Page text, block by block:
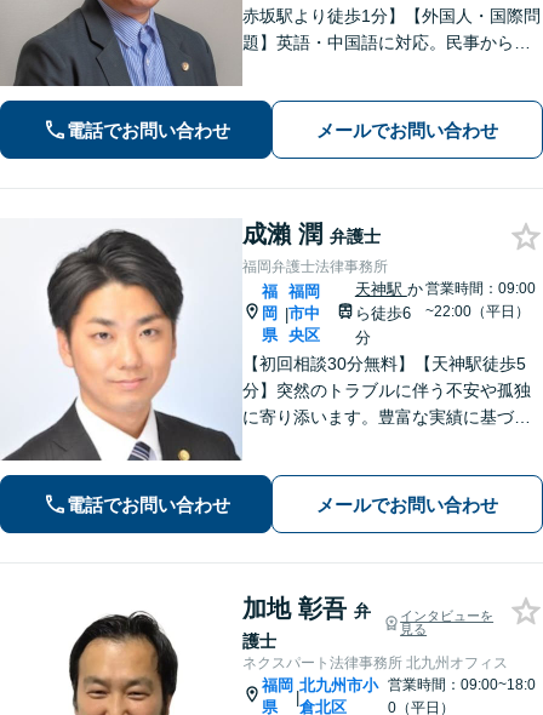
赤坂駅より徒歩1分】【外国人・国際問
題】英語・中国語に対応。民事から刑
認定など実績多数【税務訴訟】税務調
査や審査請求、国際税務も対応可能
電話でお問い合わせ メールでお問い合わせ
成瀨 潤 弁護士
福岡弁護士法律事務所
福
岡
県
|
福岡
市中
央区
天神駅 か
ら徒歩6
分
営業時間：09:00
~22:00（平日）
【初回相談30分無料】【天神駅徒歩5
分】突然のトラブルに伴う不安や孤独
に寄り添います。豊富な実績に基づく
の相談から培った確かな交渉力であな
たを守り抜きます。【LINE予約可】
電話でお問い合わせ メールでお問い合わせ
加地 彰吾 弁
護士
インタビューを
見る
ネクスパート法律事務所 北九州オフィス
福岡
県
|
北九州市小
倉北区
営業時間：09:00~18:0
0（平日）